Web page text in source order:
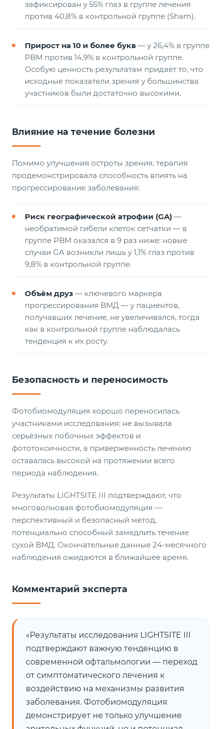
зафиксирован у 55% глаз в группе лечения
против 40,8% в контрольной группе (Sham).
Прирост на 10 и более букв — у 26,4% в группе
PBM против 14,9% в контрольной группе.
Особую ценность результатам придаёт то, что
исходные показатели зрения у большинства
участников были достаточно высокими.
Влияние на течение болезни
Помимо улучшения остроты зрения, терапия
продемонстрировала способность влиять на
прогрессирование заболевания:
Риск географической атрофии (GA) —
необратимой гибели клеток сетчатки — в
группе PBM оказался в 9 раз ниже: новые
случаи GA возникли лишь у 1,1% глаз против
9,8% в контрольной группе.
Объём друз — ключевого маркера
прогрессирования ВМД — у пациентов,
получавших лечение, не увеличивался, тогда
как в контрольной группе наблюдалась
тенденция к их росту.
Безопасность и переносимость
Фотобиомодуляция хорошо переносилась
участниками исследования: не вызывала
серьёзных побочных эффектов и
фототоксичности, а приверженность лечению
оставалась высокой на протяжении всего
периода наблюдения.
Результаты LIGHTSITE III подтверждают, что
многоволновая фотобиомодуляция —
перспективный и безопасный метод,
потенциально способный замедлить течение
сухой ВМД. Окончательные данные 24-месячного
наблюдения ожидаются в ближайшее время.
Комментарий эксперта
«Результаты исследования LIGHTSITE III
подтверждают важную тенденцию в
современной офтальмологии — переход
от симптоматического лечения к
воздействию на механизмы развития
заболевания. Фотобиомодуляция
демонстрирует не только улучшение